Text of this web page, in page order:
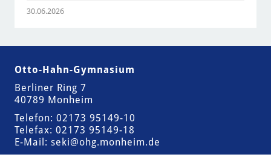
30.06.2026
Otto-Hahn-Gymnasium
Berliner Ring 7
40789 Monheim
Telefon: 02173 95149-10
Telefax: 02173 95149-18
E-Mail: seki@ohg.monheim.de